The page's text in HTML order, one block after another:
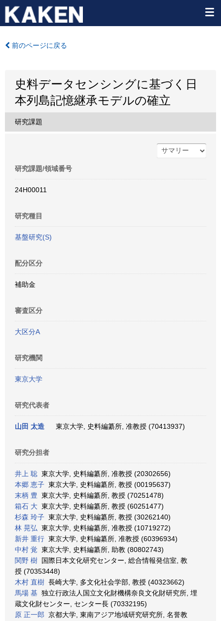
前のページに戻る
史料データセンシングに基づく日
本列島記憶継承モデルの確立
研究課題
研究課題/領域番号
24H00011
研究種目
基盤研究(S)
配分区分
補助金
審査区分
大区分A
研究機関
東京大学
研究代表者
山田 太造 東京大学, 史料編纂所, 准教授 (70413937)
研究分担者
井上 聡 東京大学, 史料編纂所, 准教授 (20302656)
本郷 恵子 東京大学, 史料編纂所, 教授 (00195637)
末柄 豊 東京大学, 史料編纂所, 教授 (70251478)
箱石 大 東京大学, 史料編纂所, 教授 (60251477)
杉森 玲子 東京大学, 史料編纂所, 教授 (30262140)
林 晃弘 東京大学, 史料編纂所, 准教授 (10719272)
新井 重行 東京大学, 史料編纂所, 准教授 (60396934)
中村 覚 東京大学, 史料編纂所, 助教 (80802743)
関野 樹 国際日本文化研究センター, 総合情報発信室, 教
授 (70353448)
木村 直樹 長崎大学, 多文化社会学部, 教授 (40323662)
馬場 基 独立行政法人国立文化財機構奈良文化財研究所, 埋
蔵文化財センター, センター長 (70332195)
原 正一郎 京都大学, 東南アジア地域研究研究所, 名誉教